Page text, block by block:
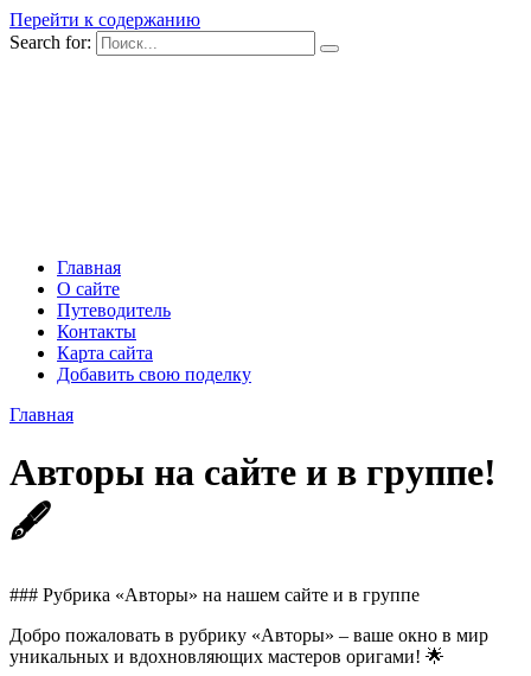
Перейти к содержанию
Search for:
Главная
О сайте
Путеводитель
Контакты
Карта сайта
Добавить свою поделку
Главная
Авторы на сайте и в группе!
🖋
### Рубрика «Авторы» на нашем сайте и в группе
Добро пожаловать в рубрику «Авторы» – ваше окно в мир
уникальных и вдохновляющих мастеров оригами! 🌟